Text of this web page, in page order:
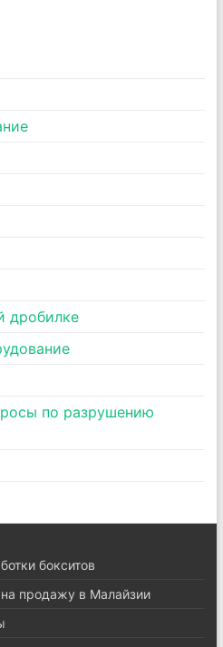
дробилке
по разрушению
бокситов
продажу в Малайзии